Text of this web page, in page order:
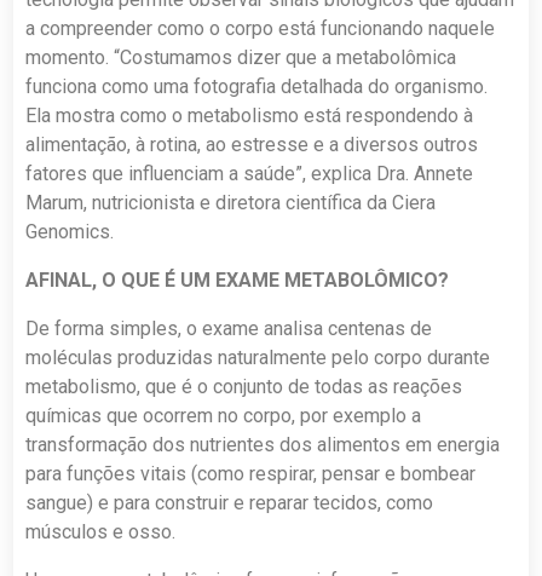
a compreender como o corpo está funcionando naquele
momento. “Costumamos dizer que a metabolômica
funciona como uma fotografia detalhada do organismo.
Ela mostra como o metabolismo está respondendo à
alimentação, à rotina, ao estresse e a diversos outros
fatores que influenciam a saúde”, explica Dra. Annete
Marum, nutricionista e diretora científica da Ciera
Genomics.
AFINAL, O QUE É UM EXAME METABOLÔMICO?
De forma simples, o exame analisa centenas de
moléculas produzidas naturalmente pelo corpo durante
metabolismo, que é o conjunto de todas as reações
químicas que ocorrem no corpo, por exemplo a
transformação dos nutrientes dos alimentos em energia
para funções vitais (como respirar, pensar e bombear
sangue) e para construir e reparar tecidos, como
músculos e osso.